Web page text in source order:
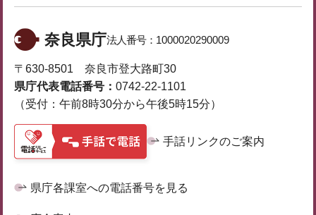
奈良県庁法人番号： 1000020290009
〒630-8501 奈良市登大路町30
県庁代表電話番号： 0742-22-1101
（受付：午前8時30分から午後5時15分）
手話リンクのご案内
県庁各課室への電話番号を見る